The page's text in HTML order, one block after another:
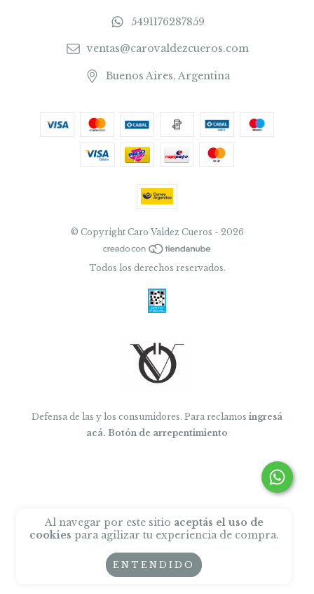
Al navegar por este sitio aceptás el uso de
cookies para agilizar tu experiencia de compra.
ENTENDIDO
5491176287859
ventas@carovaldezcueros.com
Buenos Aires, Argentina
© Copyright Caro Valdez Cueros - 2026
Todos los derechos reservados.
Defensa de las y los consumidores. Para reclamos ingresá
acá. Botón de arrepentimiento